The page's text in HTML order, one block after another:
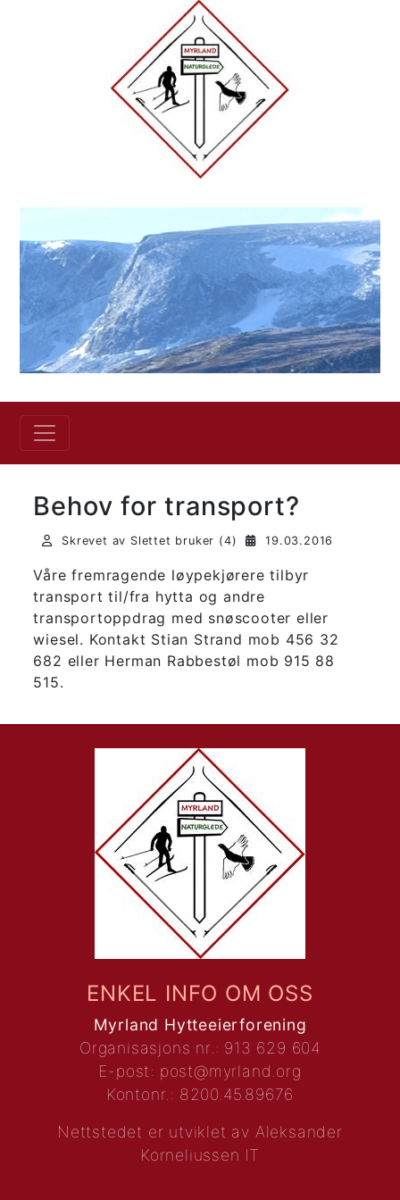
Behov for transport?
Skrevet av Slettet bruker (4) 19.03.2016
Våre fremragende løypekjørere tilbyr
transport til/fra hytta og andre
transportoppdrag med snøscooter eller
wiesel. Kontakt Stian Strand mob 456 32
682 eller Herman Rabbestøl mob 915 88
515.
ENKEL INFO OM OSS
Myrland Hytteeierforening
Organisasjons nr.: 913 629 604
E-post: post@myrland.org
Kontonr.: 8200.45.89676
Nettstedet er utviklet av Aleksander
Korneliussen IT